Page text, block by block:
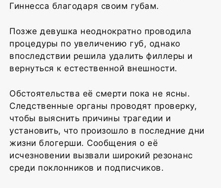
Гиннесса благодаря своим губам.
Позже девушка неоднократно проводила
процедуры по увеличению губ, однако
впоследствии решила удалить филлеры и
вернуться к естественной внешности.
Обстоятельства её смерти пока не ясны.
Следственные органы проводят проверку,
чтобы выяснить причины трагедии и
установить, что произошло в последние дни
жизни блогерши. Сообщения о её
исчезновении вызвали широкий резонанс
среди поклонников и подписчиков.